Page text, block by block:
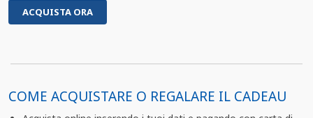
ACQUISTA ORA
COME ACQUISTARE O REGALARE IL CADEAU